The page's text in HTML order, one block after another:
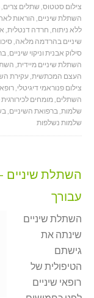
צילום סטטוס, שתלים צרים,
השתלת שיניים, הוראות
ללא ניתוח, חרדה דנטלית,
שיניים בהרדמה מלאה,
סילוק אבנית וניקוי שיניים,
השתלת שיניים מיידית,
העצם המכתשית,עקירת
צילום פנוראמי דיגיטלי,
השתלים,מומחים
שלמות,ברפואת השיניים,
שלמות נשלפות
השתלת שיניים
עבורך
השתלת שיניים
שינתה את
גישתם
הטיפולית של
רופאי שיניים